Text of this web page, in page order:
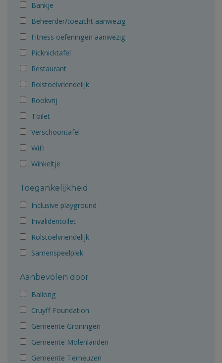
Bankje
Beheerder/toezicht aanwezig
Fitness oefeningen aanwezig
Picknicktafel
Restaurant
Rolstoelvriendelijk
Rookvrij
Toilet
Verschoontafel
WiFi
Winkeltje
Toegankelijkheid
Inclusive playground
Invalidentoilet
Rolstoelvriendelijk
Samenspeelplek
Aanbevolen door
Ballorig
Cruyff Foundation
Gemeente Groningen
Gemeente Molenlanden
Gemeente Terneuzen